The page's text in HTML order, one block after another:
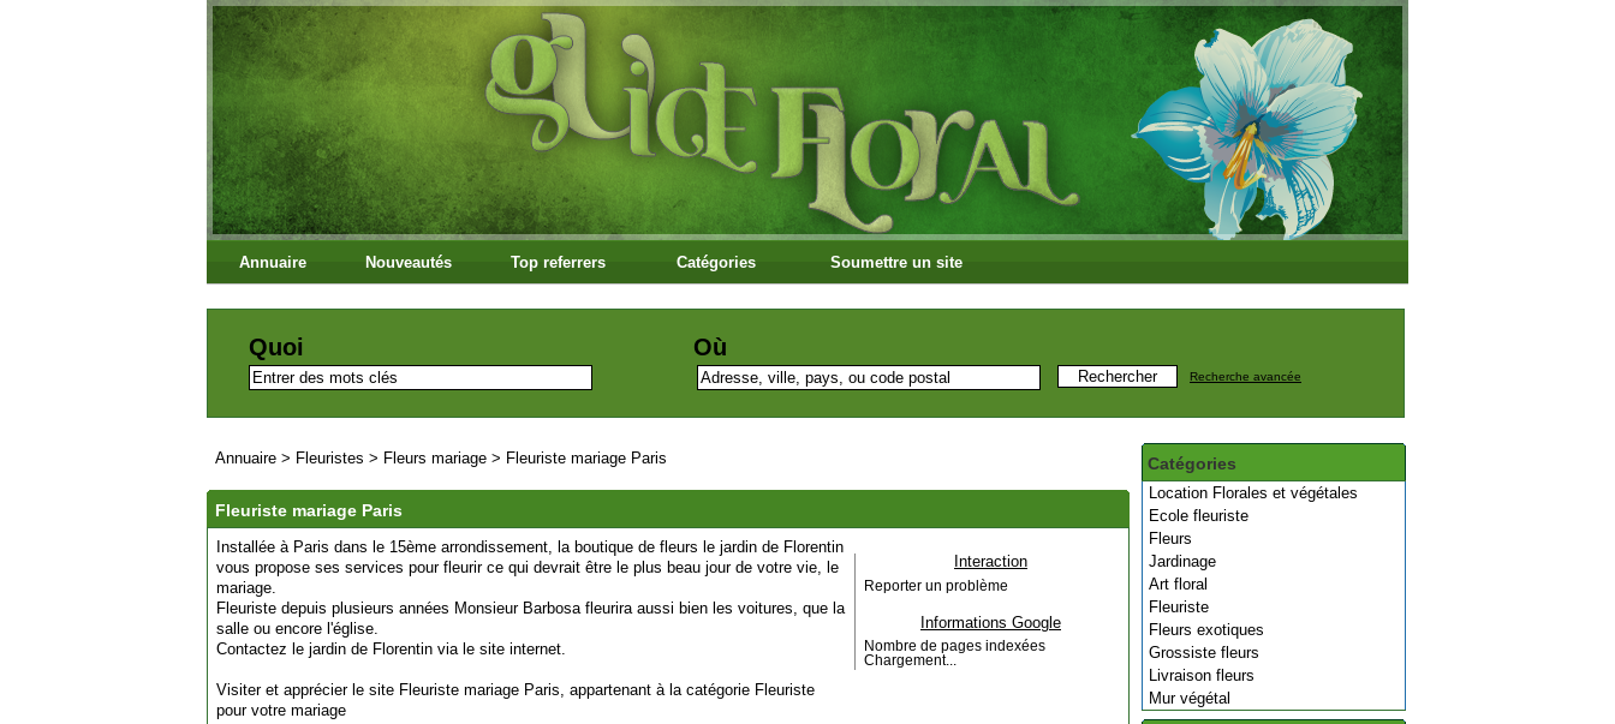
Annuaire Nouveautés Top referrers Catégories Soumettre un site
Quoi Où
Recherche avancée
Catégories
Location Florales et végétales
Ecole fleuriste
Fleurs
Jardinage
Art floral
Fleuriste
Fleurs exotiques
Grossiste fleurs
Livraison fleurs
Mur végétal
Annuaire > Fleuristes > Fleurs mariage > Fleuriste mariage Paris
Fleuriste mariage Paris
Installée à Paris dans le 15ème arrondissement, la boutique de fleurs le jardin de Florentin
vous propose ses services pour fleurir ce qui devrait être le plus beau jour de votre vie, le
mariage.
Fleuriste depuis plusieurs années Monsieur Barbosa fleurira aussi bien les voitures, que la
salle ou encore l'église.
Contactez le jardin de Florentin via le site internet.
Visiter et apprécier le site Fleuriste mariage Paris, appartenant à la catégorie Fleuriste
pour votre mariage
Interaction
Reporter un problème
Informations Google
Nombre de pages indexées
Chargement...